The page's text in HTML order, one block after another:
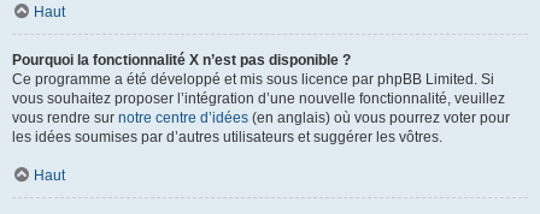
Haut
Pourquoi la fonctionnalité X n’est pas disponible ?
Ce programme a été développé et mis sous licence par phpBB Limited. Si
vous souhaitez proposer l’intégration d’une nouvelle fonctionnalité, veuillez
vous rendre sur notre centre d’idées (en anglais) où vous pourrez voter pour
les idées soumises par d’autres utilisateurs et suggérer les vôtres.
Haut